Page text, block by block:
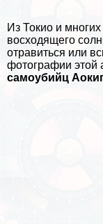
Из Токио и
восходящего
отравиться или
фотографии этой
самоубийц